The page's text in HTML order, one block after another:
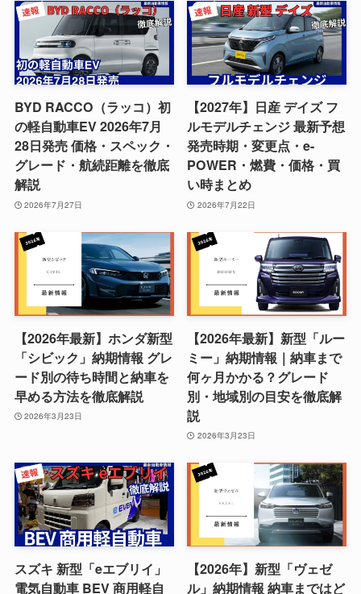
BYD RACCO（ラッコ）初
の軽自動車EV 2026年7月
28日発売 価格・スペック・
グレード・航続距離を徹底
解説
2026年7月27日
【2027年】日産 デイズ フ
ルモデルチェンジ 最新予想
発売時期・変更点・e-
POWER・燃費・価格・買
い時まとめ
2026年7月22日
【2026年最新】ホンダ新型
「シビック」納期情報 グレ
ード別の待ち時間と納車を
早める方法を徹底解説
2026年3月23日
【2026年最新】新型「ルー
ミー」納期情報｜納車まで
何ヶ月かかる？グレード
別・地域別の目安を徹底解
説
2026年3月23日
スズキ 新型「eエブリイ」
電気自動車 BEV 商用軽自
【2026年】新型「ヴェゼ
ル」納期情報 納車まではど